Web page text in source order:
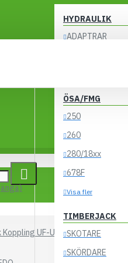
HYDRAULIK
ADAPTRAR
ÖSA/FMG
250
260
280/18xx
678F
Visa fler
TIMBERJACK
SKOTARE
SKÖRDARE
Koppling UF-UF